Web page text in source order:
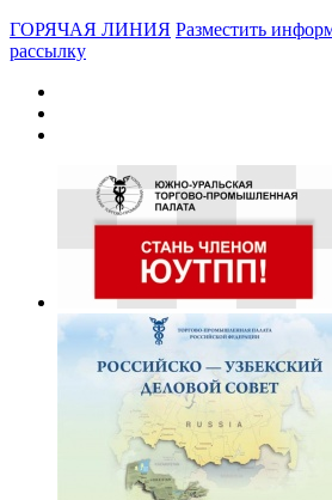
ГОРЯЧАЯ ЛИНИЯ Разместить
рассылку